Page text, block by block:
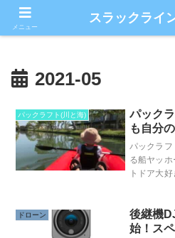
こだわりのスラックライ
2021-05
パックラフト(川と海)
パック
も自分
パックラフ
る船ヤッ
トドア大
ンが趣味
ドローン
後継機
始！ス
メニュー
スラックライ